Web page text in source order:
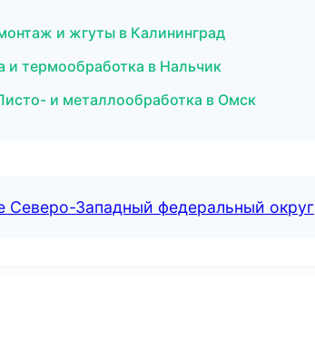
и жгуты в Калининград
термообработка в Нальчик
и металлообработка в Омск
Северо-Западный федеральный округ